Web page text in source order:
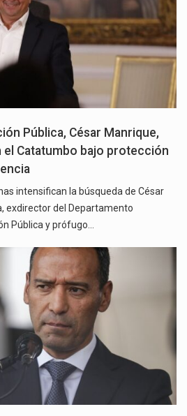
Pública, César Manrique,
Catatumbo bajo protección
intensifican la búsqueda de César
exdirector del Departamento
Pública y prófugo…